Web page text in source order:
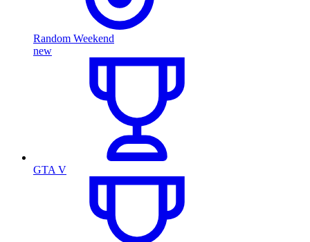
Random Weekend
new
GTA V